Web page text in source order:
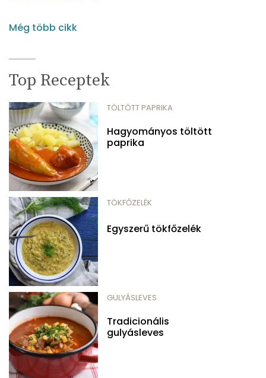
Még több cikk
Top Receptek
TÖLTÖTT PAPRIKA
Hagyományos töltött
paprika
TÖKFŐZELÉK
Egyszerű tökfőzelék
GULYÁSLEVES
Tradicionális
gulyásleves